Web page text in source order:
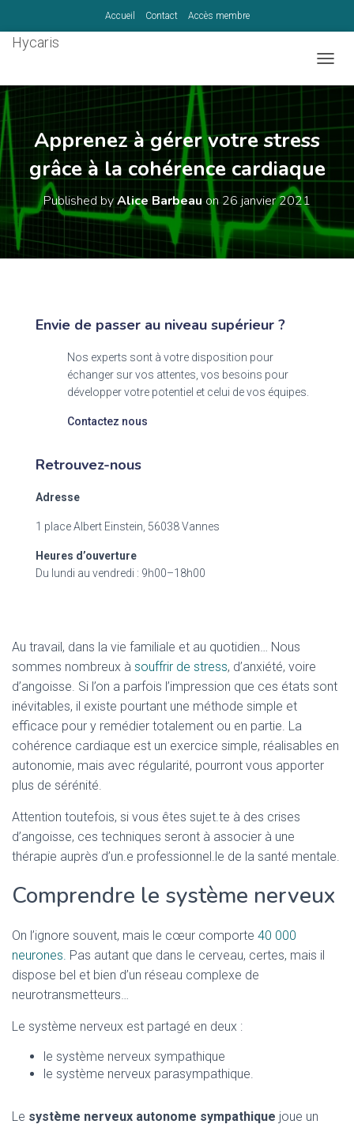
Accueil Contact Accès membre
Hycaris
O
L
A
G
A
T
Apprenez à gérer votre stress
grâce à la cohérence cardiaque
Published byAlice Barbeauon26 janvier 2021
Envie de passer au niveau supérieur ?
Nos experts sont à votre disposition pour
échanger sur vos attentes, vos besoins pour
développer votre potentiel et celui de vos équipes.
Contactez nous
Retrouvez-nous
Adresse
1 place Albert Einstein, 56038 Vannes
Heures d’ouverture
Du lundi au vendredi : 9h00–18h00
Au travail, dans la vie familiale et au quotidien… Nous
sommes nombreux à souffrir de stress, d’anxiété, voire
d’angoisse. Si l’on a parfois l’impression que ces états sont
inévitables, il existe pourtant une méthode simple et
efficace pour y remédier totalement ou en partie. La
cohérence cardiaque est un exercice simple, réalisables en
autonomie, mais avec régularité, pourront vous apporter
plus de sérénité.
Attention toutefois, si vous êtes sujet.te à des crises
d’angoisse, ces techniques seront à associer à une
thérapie auprès d’un.e professionnel.le de la santé mentale.
Comprendre le système nerveux
On l’ignore souvent, mais le cœur comporte 40 000
neurones. Pas autant que dans le cerveau, certes, mais il
dispose bel et bien d’un réseau complexe de
neurotransmetteurs…
Le système nerveux est partagé en deux :
le système nerveux sympathique
le système nerveux parasympathique.
Le système nerveux autonome sympathique joue un